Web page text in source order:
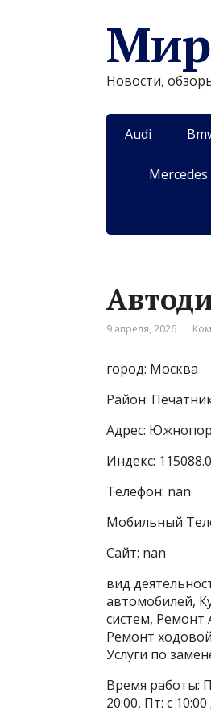
Мир
Новости,
Audi
Mercedes
9 апреля, 2026
город: Москва
Район:
Адрес:
Индекс: 115088.0
Телефон: nan
Мобильный
Сайт: nan
вид
автомобилей,
систем, Ремонт
Ремонт
Услуги по
Время работы:
20:00, Пт: с